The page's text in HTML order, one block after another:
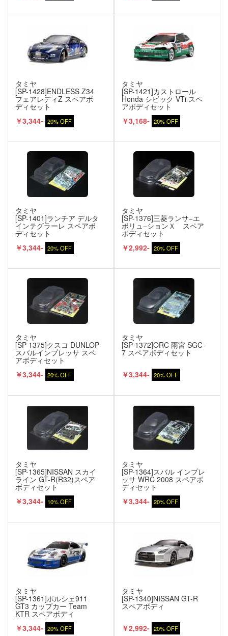
タミヤ
[SP-1428]ENDLESS Z34
フェアレディZ スペアボ
ディセット
￥3,344- 20% OFF
タミヤ
[SP-1421]カストロール
Honda シビック VTi スペ
アボディセット
￥3,168- 20% OFF
タミヤ
[SP-1401]ランチア デルタ
インテグラーレ スペアボ
ディセット
￥3,344- 20% OFF
タミヤ
[SP-1376]三菱ランサ−エ
ボリュ−ションＸ スペア
ボディセット
￥2,992- 20% OFF
タミヤ
[SP-1375]クスコ DUNLOP
スバルインプレッサ スペ
アボディセット
￥3,344- 20% OFF
タミヤ
[SP-1372]ORC 雨宮 SGC-
7 スペアボディセット
￥3,344- 20% OFF
タミヤ
[SP-1365]NISSAN スカイ
ライン GT-R(R32)スペア
ボディセット
￥3,344- 10% OFF
タミヤ
[SP-1364]スバル インプレ
ッサ WRC 2008 スペアボ
ディセット
￥3,344- 20% OFF
タミヤ
[SP-1361]ポルシェ911
GT3 カップカー Team
KTR スペアボディ
￥3,344- 20% OFF
タミヤ
[SP-1340]NISSAN GT-R
スペアボディ
￥2,992- 20% OFF